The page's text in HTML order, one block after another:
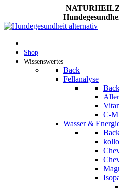
Shop
Wissenswertes
Back
Fellanalyse
Back
C-
Wasser &
Back